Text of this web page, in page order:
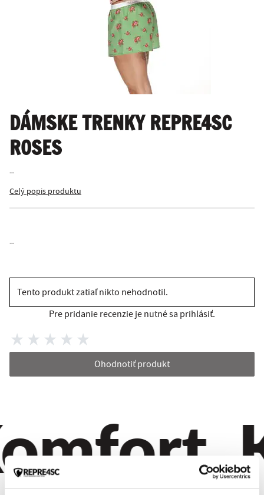
DÁMSKE TRENKY REPRE4SC
ROSES
--
Celý popis produktu
--
Tento produkt zatiaľ nikto nehodnotil.
Pre pridanie recenzie je nutné sa prihlásiť.
Ohodnotiť produkt